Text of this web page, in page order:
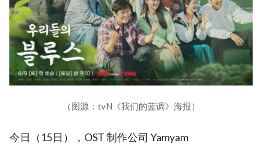
（图源：tvN《我们的蓝调》海报）
今日（15日），OST 制作公司 Yamyam